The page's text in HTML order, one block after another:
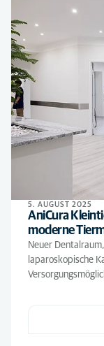
5. AUGUST 2025
AniCura
moderne
Neuer
laparoskopische